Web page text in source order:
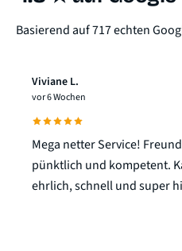
Basierend auf 717 echten
Viviane L.
vor 6 Wochen
Mega netter Service!
pünktlich und kompetent.
ehrlich, schnell und super